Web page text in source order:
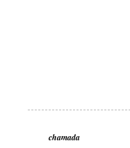
chamada